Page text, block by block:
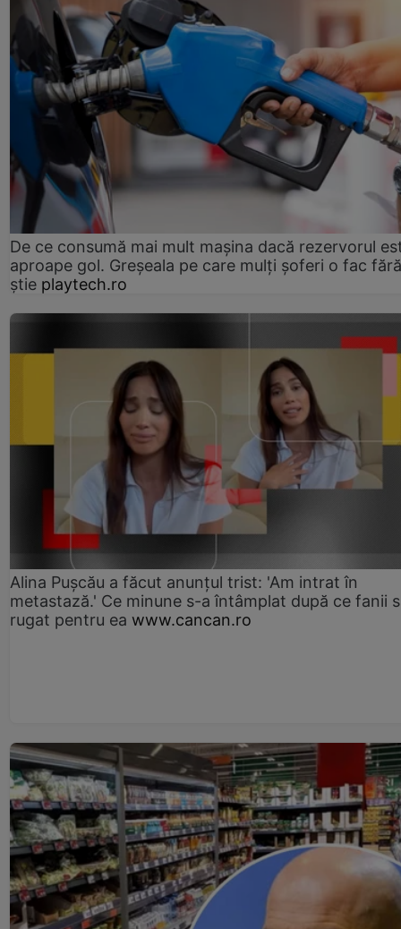
De ce consumă mai mult mașina dacă rezervorul
aproape gol. Greșeala pe care mulți șoferi o fac
știe playtech.ro
Alina Pușcău a făcut anunțul trist: 'Am intrat în
metastază.' Ce minune s-a întâmplat după ce fanii
rugat pentru ea www.cancan.ro